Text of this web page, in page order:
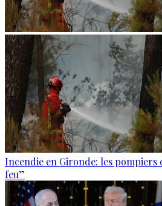
Incendie en Gironde: les pompiers
feu”